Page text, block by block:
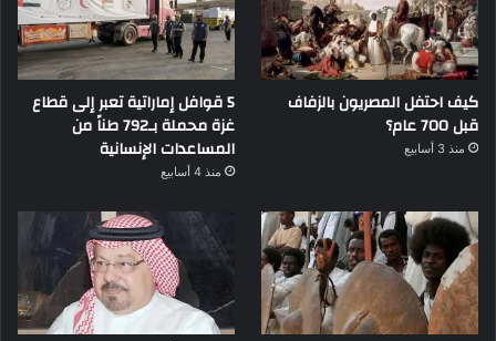
كيف احتفل المصريون بالزفاف
قبل 700 عام؟
منذ 3 أسابيع
5 قوافل إماراتية تعبر إلى قطاع
غزة محملة بـ792 طناً من
المساعدات الإنسانية
منذ 4 أسابيع